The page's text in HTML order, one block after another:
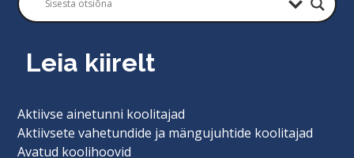
Leia kiirelt
Aktiivse ainetunni koolitajad
Aktiivsete vahetundide ja mängujuhtide koolitajad
Avatud koolihoovid